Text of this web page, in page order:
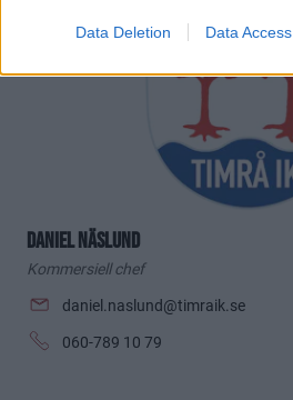
Data Deletion Data Access
Daniel Näslund
Kommersiell chef
daniel.naslund@timraik.se
060-789 10 79